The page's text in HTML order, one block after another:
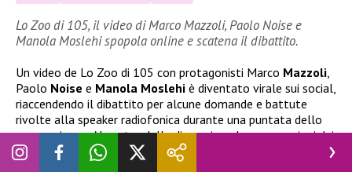
Lo Zoo di 105, il video di Marco Mazzoli, Paolo Noise e
Manola Moslehi spopola online e scatena il dibattito.
Un video de Lo Zoo di 105 con protagonisti Marco Mazzoli
Paolo Noise e Manola Moslehi è diventato virale sui social,
riaccendendo il dibattito per alcune domande e battute
rivolte alla speaker radiofonica durante una puntata dello
scorso giugno. Al centro della discussione le provocazioni dei
conduttori sull’orientamento sessuale dell’ospite e le sue
risposte, che hanno diviso il pubblico online.